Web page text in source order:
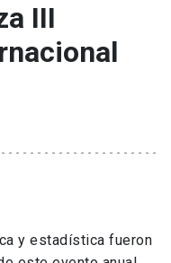
III
y estadística fueron